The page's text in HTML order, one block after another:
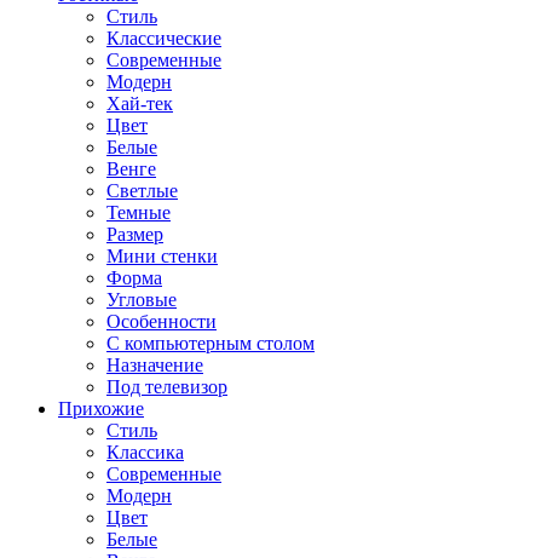
Стиль
Классические
Современные
Модерн
Хай-тек
Цвет
Белые
Венге
Светлые
Темные
Размер
Мини стенки
Форма
Угловые
Особенности
С компьютерным столом
Назначение
Под телевизор
Прихожие
Стиль
Классика
Современные
Модерн
Цвет
Белые